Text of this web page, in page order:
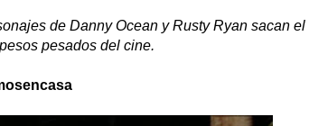
de Danny Ocean y Rusty Ryan sacan el
pesados del cine.